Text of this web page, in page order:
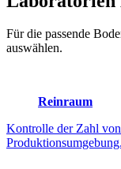
Für die passende
auswählen.
Reinraum
Kontrolle der Zahl
Produktionsumgebung.